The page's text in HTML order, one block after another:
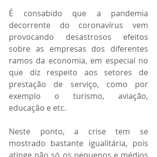
É consabido que a pandemia
decorrente do coronavírus vem
provocando desastrosos efeitos
sobre as empresas dos diferentes
ramos da economia, em especial no
que diz respeito aos setores de
prestação de serviço, como por
exemplo o turismo, aviação,
educação e etc.
Neste ponto, a crise tem se
mostrado bastante igualitária, pois